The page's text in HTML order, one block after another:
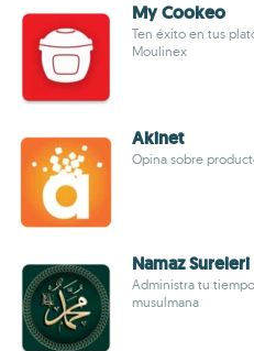
My Cookeo
Ten éxito en tus
Moulinex
Akinet
Opina sobre
Namaz Sureleri
Administra tu
musulmana